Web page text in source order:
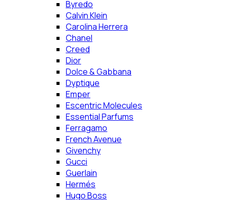
Byredo
Calvin Klein
Carolina Herrera
Chanel
Creed
Dior
Dolce & Gabbana
Dyptique
Emper
Escentric Molecules
Essential Parfums
Ferragamo
French Avenue
Givenchy
Gucci
Guerlain
Hermés
Hugo Boss